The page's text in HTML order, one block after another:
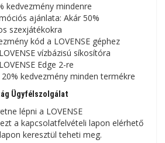
kedvezmény mindenre
ajánlata: Akár 50%
szexjátékokra
kód a LOVENSE géphez
vízbázisú síkosítóra
Edge 2-re
20% kedvezmény minden termékre
Ügyfélszolgálat
lépni a LOVENSE
a kapcsolatfelvételi lapon elérhető
keresztül teheti meg.